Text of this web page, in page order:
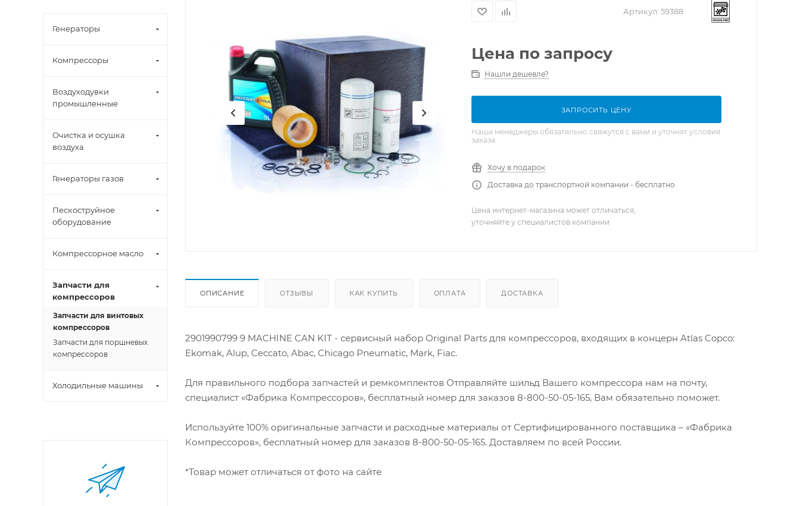
Артикул: 59388
Цена по запросу
Нашли дешевле?
ЗАПРОСИТЬ ЦЕНУ
Наши менеджеры обязательно свяжутся с вами и уточнят условия
заказа
Хочу в подарок
Доставка до транспортной компании - бесплатно
Цена интернет-магазина может отличаться,
уточняйте у специалистов компании
ОПИСАНИЕ ОТЗЫВЫ КАК КУПИТЬ ОПЛАТА ДОСТАВКА
2901990799 9 MACHINE CAN KIT - сервисный набор Original Parts для компрессоров, входящих в концерн Atlas Copco:
Ekomak, Alup, Ceccato, Abac, Chicago Pneumatic, Mark, Fiac.
Для правильного подбора запчастей и ремкомплектов Отправляйте шильд Вашего компрессора нам на почту,
специалист «Фабрика Компрессоров», бесплатный номер для заказов 8-800-50-05-165, Вам обязательно поможет.
Используйте 100% оригинальные запчасти и расходные материалы от Сертифицированного поставщика – «Фабрика
Компрессоров», бесплатный номер для заказов 8-800-50-05-165. Доставляем по всей России.
*Товар может отличаться от фото на сайте
Генераторы
Компрессоры
Воздуходувки
промышленные
Очистка и осушка
воздуха
Генераторы газов
Пескоструйное
оборудование
Компрессорное масло
Запчасти для
компрессоров
Запчасти для винтовых
компрессоров
Запчасти для поршневых
компрессоров
Холодильные машины